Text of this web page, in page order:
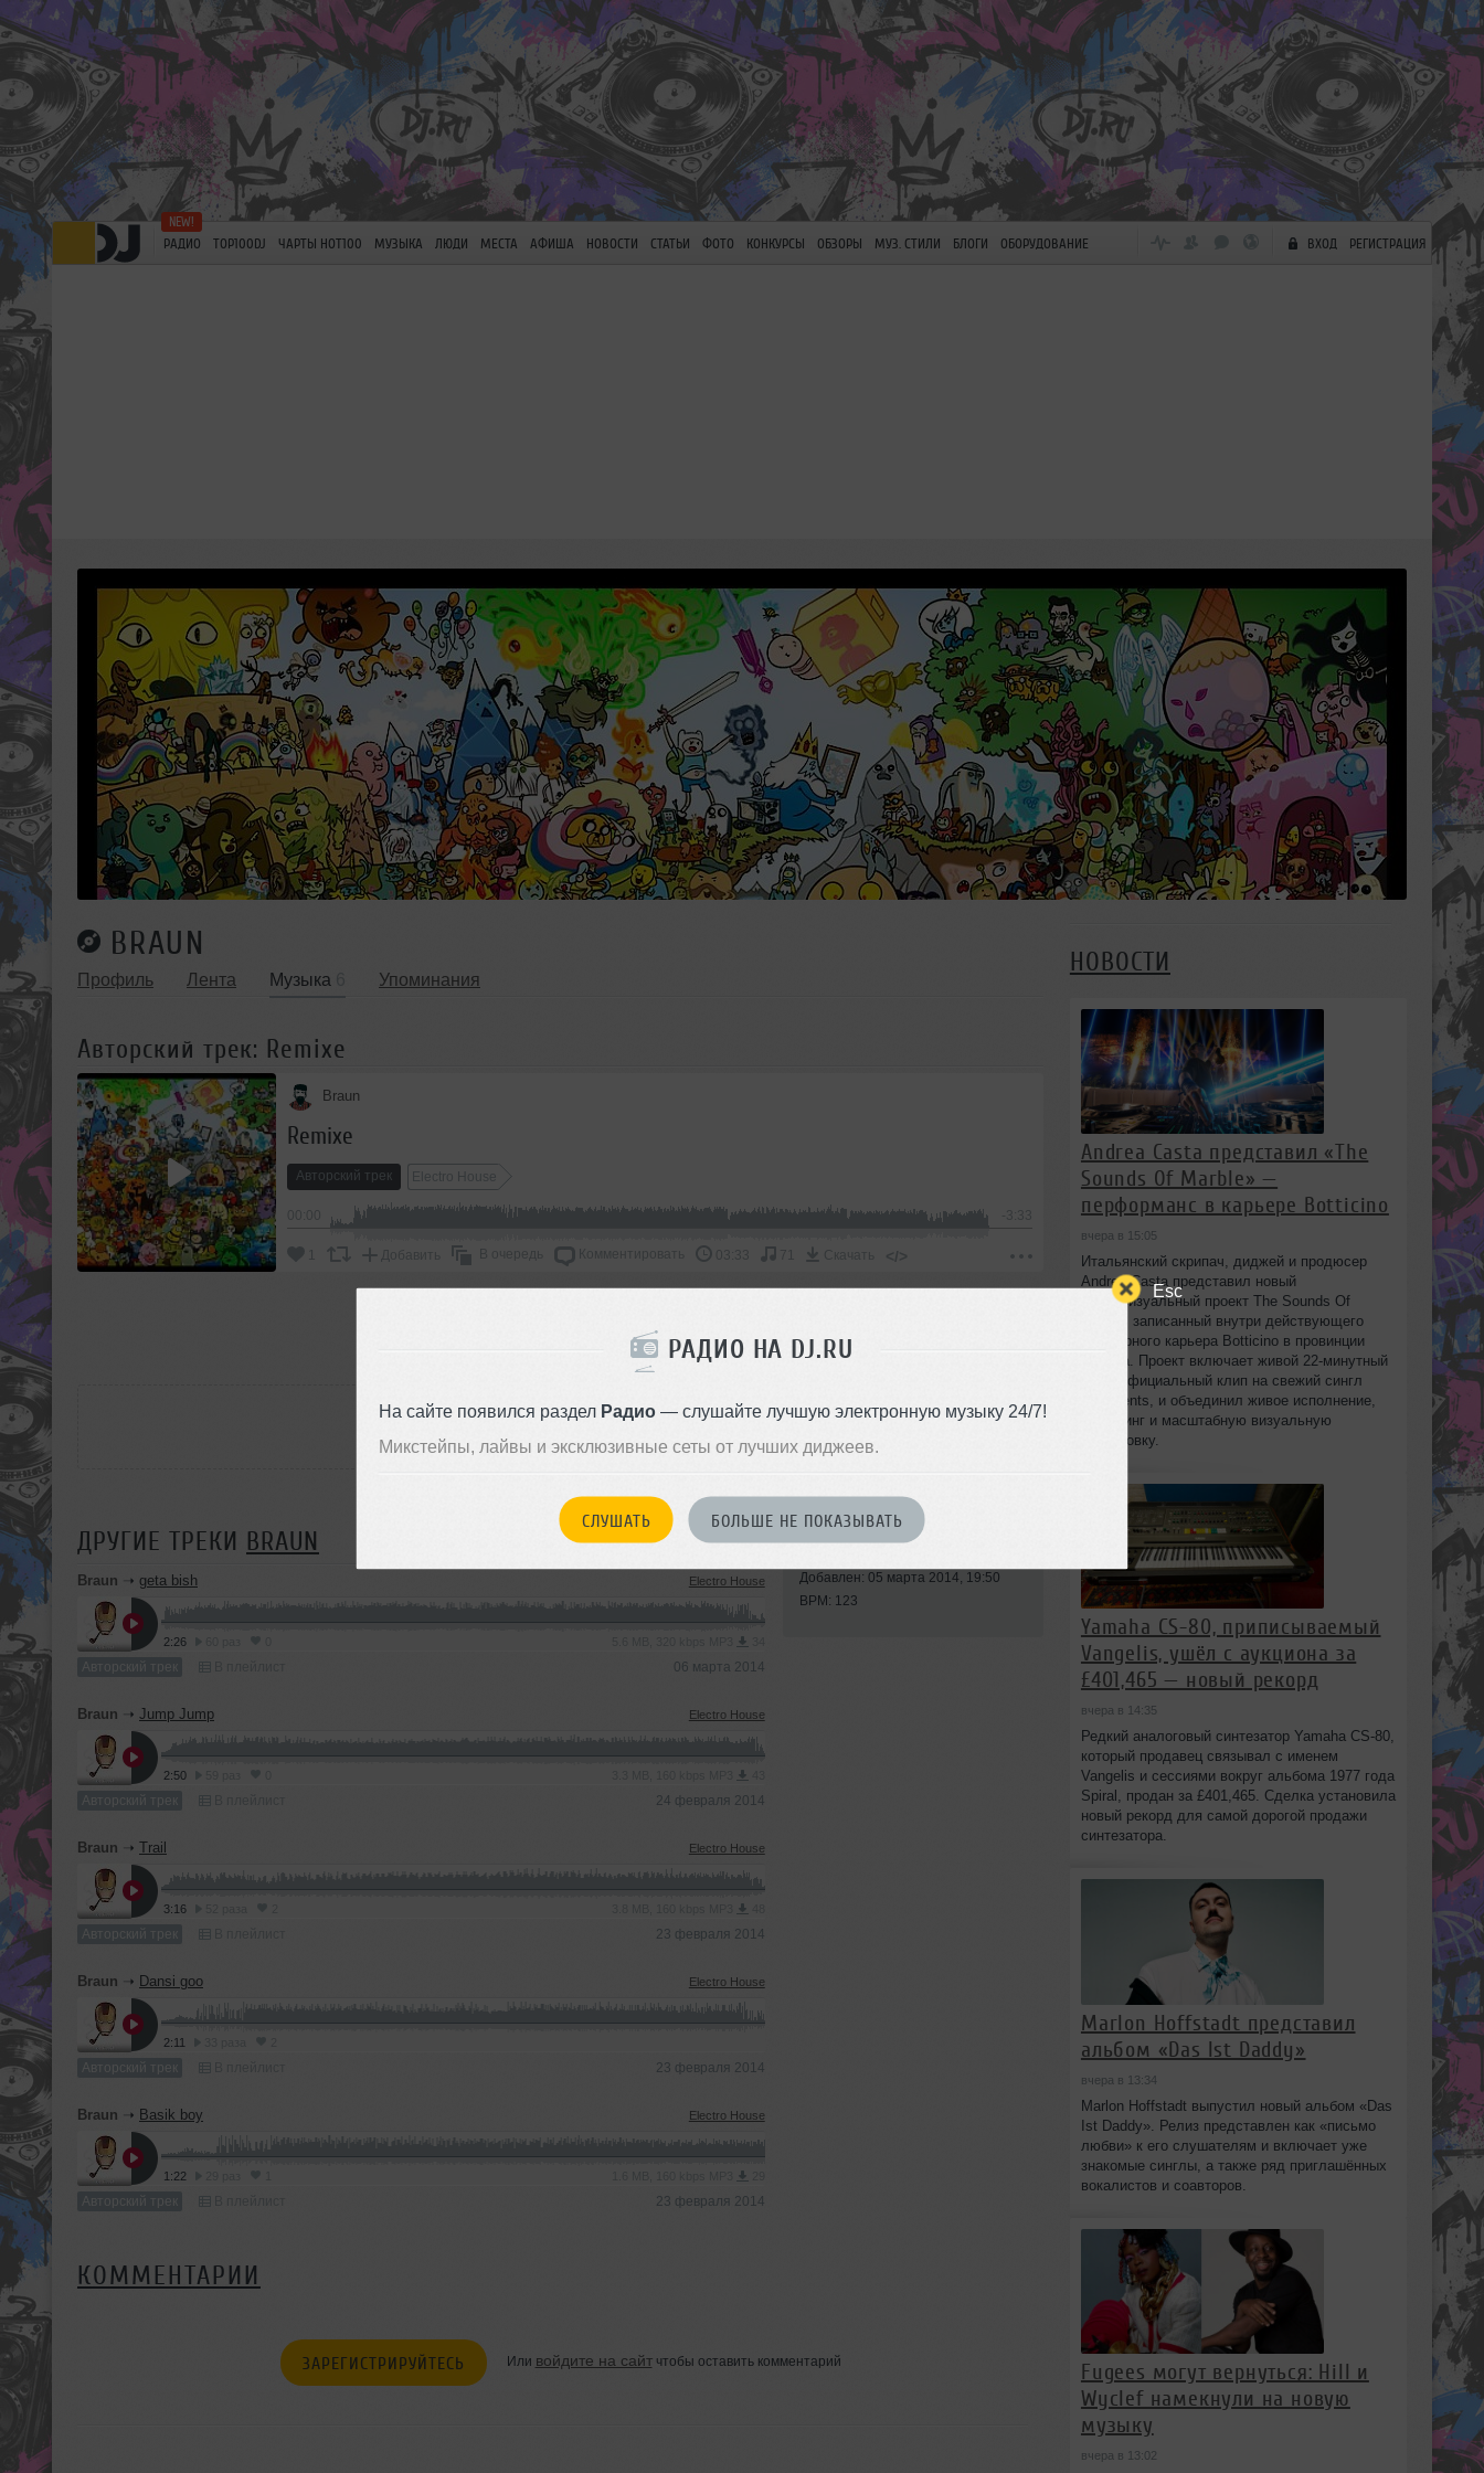
Esc
РАДИО НА DJ.RU
На сайте появился раздел Радио— слушайте лучшую электронную музыку 24/7!
Микстейпы, лайвы и эксклюзивные сеты от лучших диджеев.
СЛУШАТЬ БОЛЬШЕ НЕ ПОКАЗЫВАТЬ
РАДИО TOP100DJ ЧАРТЫ HOT100 МУЗЫКА ЛЮДИ МЕСТА АФИША НОВОСТИ СТАТЬИ ФОТО КОНКУРСЫ ОБЗОРЫ МУЗ. СТИЛИ БЛОГИ ОБОРУДОВАНИЕ ВХОД РЕГИСТРАЦИЯ
BRAUN
Профиль Лента Музыка Упоминания
Авторский трек: Remixe
Braun
Remixe
Авторский трек Electro House
-3:33
Добавить В очередь Комментировать 03:33 71 Скачать </>
ПОДДЕРЖАТЬ АРТИСТА
ДРУГИЕ ТРЕКИ BRAUN
Braun ➝ geta bish Electro House
2:26
Авторский трек 06 марта 2014
Braun ➝ Jump Jump Electro House
2:50
Авторский трек 24 февраля 2014
Braun ➝ Trail Electro House
3:16
Авторский трек 23 февраля 2014
Braun ➝ Dansi goo Electro House
2:11
Авторский трек 23 февраля 2014
Braun ➝ Basik boy Electro House
1:22
Авторский трек 23 февраля 2014
Стиль: Electro House
Добавлен: 05 марта 2014, 19:50
BPM: 123
КОММЕНТАРИИ
ЗАРЕГИСТРИРУЙТЕСЬ Или войдите на сайтчтобы оставить комментарий
НОВОСТИ
Andrea Casta представил «The
Sounds Of Marble» —
перформанс в карьере Botticino
вчера в 15:05
Итальянский скрипач, диджей и продюсер
Andrea Casta представил новый
аудиовизуальный проект The Sounds Of
Marble, записанный внутри действующего
мраморного карьера Botticino в провинции
Brescia. Проект включает живой 22‑минутный
сет и официальный клип на свежий сингл
Fragments, и объединил живое исполнение,
диджеинг и масштабную визуальную
постановку.
Yamaha CS-80, приписываемый
Vangelis, ушёл с аукциона за
£401,465 — новый рекорд
вчера в 14:35
Редкий аналоговый синтезатор Yamaha CS-80,
который продавец связывал с именем
Vangelis и сессиями вокруг альбома 1977 года
Spiral, продан за £401,465. Сделка установила
новый рекорд для самой дорогой продажи
синтезатора.
Marlon Hoffstadt представил
альбом «Das Ist Daddy»
вчера в 13:34
Marlon Hoffstadt выпустил новый альбом «Das
Ist Daddy». Релиз представлен как «письмо
любви» к его слушателям и включает уже
знакомые синглы, а также ряд приглашённых
вокалистов и соавторов.
Fugees могут вернуться: Hill и
Wyclef намекнули на новую
музыку
вчера в 13:02